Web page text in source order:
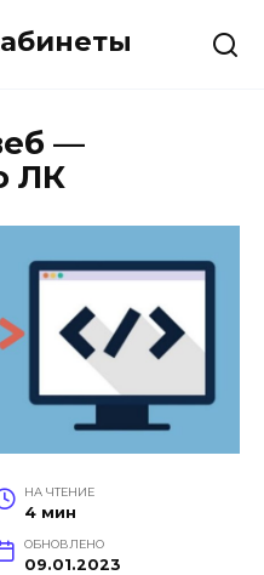
—
ЛК
НА ЧТЕНИЕ
4 мин
ОБНОВЛЕНО
09.01.2023